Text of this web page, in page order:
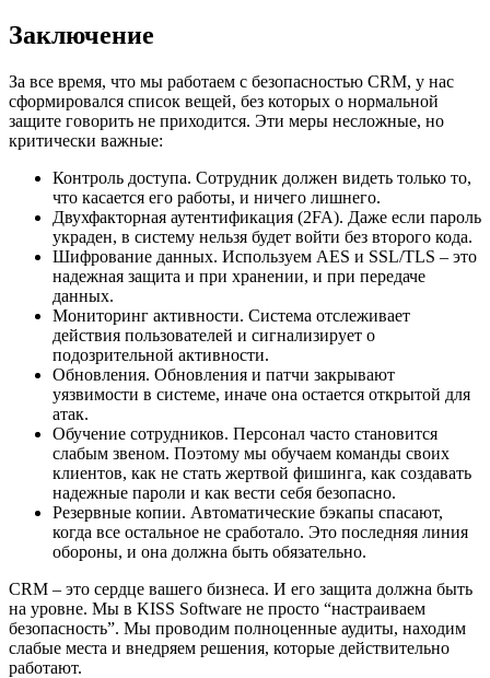
Заключение
За все время, что мы работаем с безопасностью CRM, у нас
сформировался список вещей, без которых о нормальной
защите говорить не приходится. Эти меры несложные, но
критически важные:
Контроль доступа. Сотрудник должен видеть только то,
что касается его работы, и ничего лишнего.
Двухфакторная аутентификация (2FA). Даже если пароль
украден, в систему нельзя будет войти без второго кода.
Шифрование данных. Используем AES и SSL/TLS – это
надежная защита и при хранении, и при передаче
данных.
Мониторинг активности. Система отслеживает
действия пользователей и сигнализирует о
подозрительной активности.
Обновления. Обновления и патчи закрывают
уязвимости в системе, иначе она остается открытой для
атак.
Обучение сотрудников. Персонал часто становится
слабым звеном. Поэтому мы обучаем команды своих
клиентов, как не стать жертвой фишинга, как создавать
надежные пароли и как вести себя безопасно.
Резервные копии. Автоматические бэкапы спасают,
когда все остальное не сработало. Это последняя линия
обороны, и она должна быть обязательно.
CRM – это сердце вашего бизнеса. И его защита должна быть
на уровне. Мы в KISS Software не просто “настраиваем
безопасность”. Мы проводим полноценные аудиты, находим
слабые места и внедряем решения, которые действительно
работают.